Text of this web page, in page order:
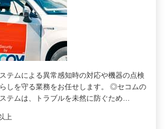
テムによる異常感知時の対応や機器の点検
しを守る業務をお任せします。 ◎セコムの
テムは、トラブルを未然に防ぐため…
上